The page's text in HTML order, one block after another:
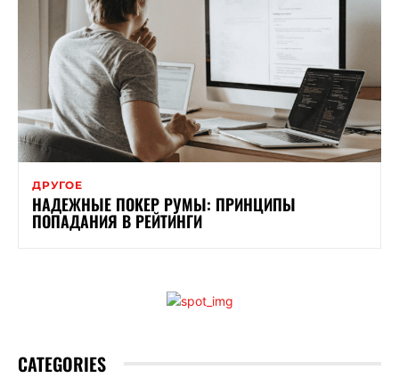
ДРУГОЕ
НАДЕЖНЫЕ ПОКЕР РУМЫ: ПРИНЦИПЫ
ПОПАДАНИЯ В РЕЙТИНГИ
CATEGORIES